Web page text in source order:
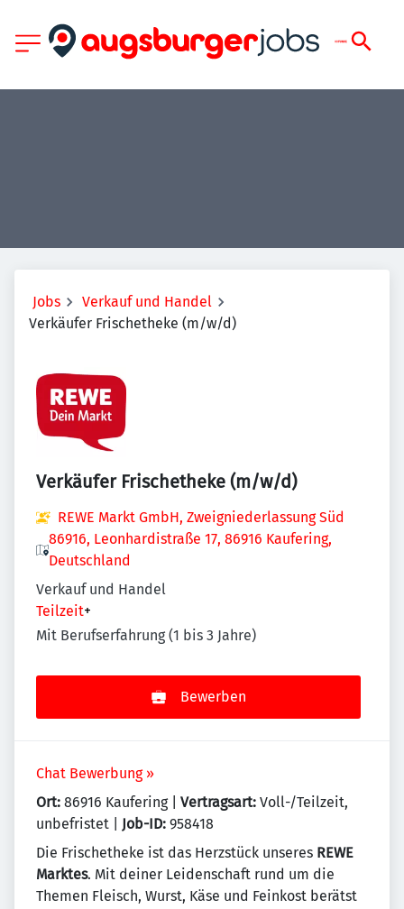
Jobs
Verkauf und Handel
Verkäufer Frischetheke (m/w/d)
Verkäufer Frischetheke (m/w/d)
REWE Markt GmbH, Zweigniederlassung Süd
86916, Leonhardistraße 17, 86916 Kaufering,
Deutschland
Verkauf und Handel
Teilzeit+
Mit Berufserfahrung (1 bis 3 Jahre)
Bewerben
Chat Bewerbung »
Ort: 86916 Kaufering | Vertragsart: Voll-/Teilzeit,
unbefristet | Job-ID: 958418
Die Frischetheke ist das Herzstück unseres REWE
Marktes. Mit deiner Leidenschaft rund um die
Themen Fleisch, Wurst, Käse und Feinkost berätst